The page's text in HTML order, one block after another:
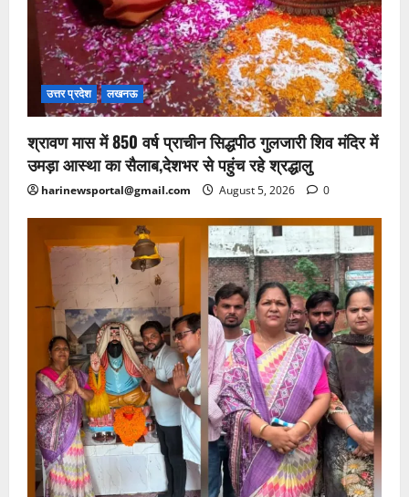
उत्तर प्रदेश लखनऊ
श्रावण मास में 850 वर्ष प्राचीन सिद्धपीठ गुलजारी शिव मंदिर में
उमड़ा आस्था का सैलाब,देशभर से पहुंच रहे श्रद्धालु
harinewsportal@gmail.com August 5, 2026 0